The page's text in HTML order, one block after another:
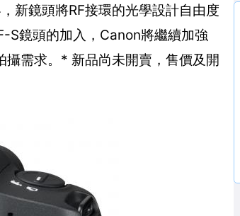
新鏡頭將RF接環的光學設計自由度
S鏡頭的加入，Canon將繼續加強
攝需求。* 新品尚未開賣，售價及開